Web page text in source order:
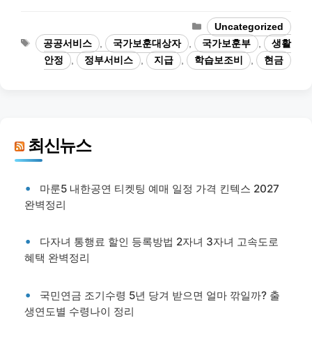
카
테
고
리
Uncategorized
태
그
공공서비스 국가보훈대상자 국가보훈부
생활
안정
정부서비스 지급 학습보조비 현금
최신뉴스
마룬5 내한공연 티켓팅 예매 일정 가격 킨텍스 2027
완벽정리
다자녀 통행료 할인 등록방법 2자녀 3자녀 고속도로
혜택 완벽정리
국민연금 조기수령 5년 당겨 받으면 얼마 깎일까? 출
생연도별 수령나이 정리